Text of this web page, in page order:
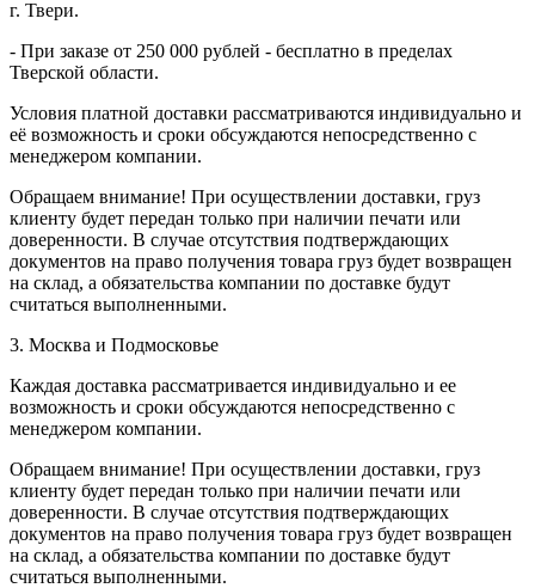
г. Твери.
- При заказе от 250 000 рублей - бесплатно в пределах
Тверской области.
Условия платной доставки рассматриваются индивидуально и
её возможность и сроки обсуждаются непосредственно с
менеджером компании.
Обращаем внимание! При осуществлении доставки, груз
клиенту будет передан только при наличии печати или
доверенности. В случае отсутствия подтверждающих
документов на право получения товара груз будет возвращен
на склад, а обязательства компании по доставке будут
считаться выполненными.
3. Москва и Подмосковье
Каждая доставка рассматривается индивидуально и ее
возможность и сроки обсуждаются непосредственно с
менеджером компании.
Обращаем внимание! При осуществлении доставки, груз
клиенту будет передан только при наличии печати или
доверенности. В случае отсутствия подтверждающих
документов на право получения товара груз будет возвращен
на склад, а обязательства компании по доставке будут
считаться выполненными.